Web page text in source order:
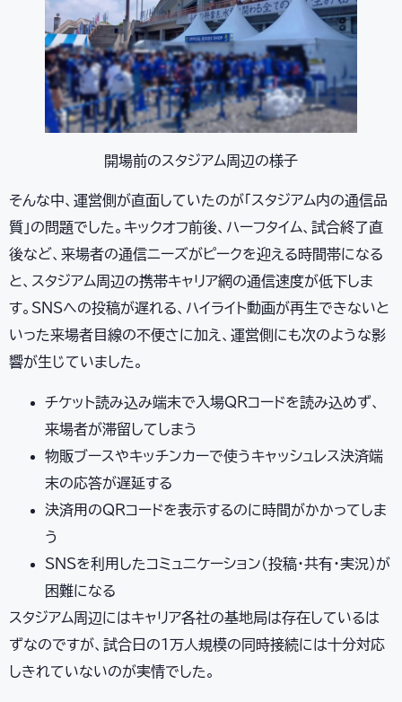
開場前のスタジアム周辺の様子
そんな中、運営側が直面していたのが「スタジアム内の通信品
質」の問題でした。キックオフ前後、ハーフタイム、試合終了直
後など、来場者の通信ニーズがピークを迎える時間帯になる
と、スタジアム周辺の携帯キャリア網の通信速度が低下しま
す。SNSへの投稿が遅れる、ハイライト動画が再生できないと
いった来場者目線の不便さに加え、運営側にも次のような影
響が生じていました。
チケット読み込み端末で入場QRコードを読み込めず、
来場者が滞留してしまう
物販ブースやキッチンカーで使うキャッシュレス決済端
末の応答が遅延する
決済用のQRコードを表示するのに時間がかかってしま
う
SNSを利用したコミュニケーション(投稿・共有・実況)が
困難になる
スタジアム周辺にはキャリア各社の基地局は存在しているは
ずなのですが、試合日の1万人規模の同時接続には十分対応
しきれていないのが実情でした。